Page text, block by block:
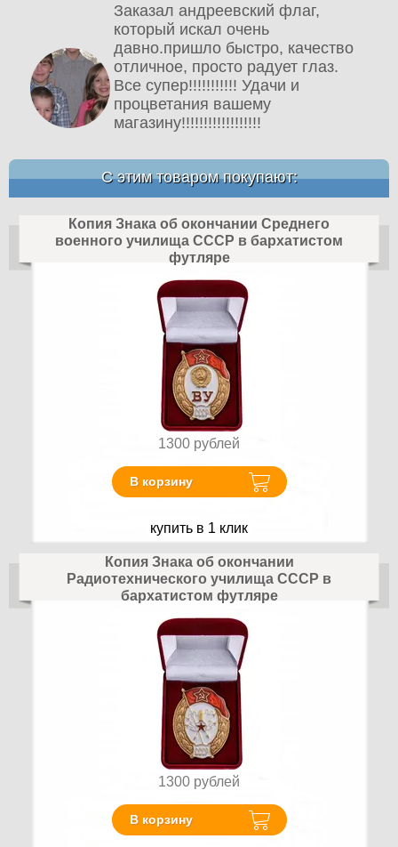
Заказал андреевский флаг,
который искал очень
давно.пришло быстро, качество
отличное, просто радует глаз.
Все супер!!!!!!!!!!! Удачи и
процветания вашему
магазину!!!!!!!!!!!!!!!!!!
С этим товаром покупают:
Копия Знака об окончании Среднего
военного училища СССР в бархатистом
футляре
1300 рублей
В корзину
купить в 1 клик
Копия Знака об окончании
Радиотехнического училища СССР в
бархатистом футляре
1300 рублей
В корзину